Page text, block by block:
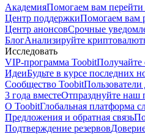
АкадемияПомогаем вам перейти
Центр поддержкиПомогаем вам
Центр анонсовСрочные
БлогАнализируйте
Исследовать
VIP-программа ToobitПолучайте
ИдеиБудьте в курсе последних
Сообщество Toobit
3 года вместеОтпразднуйте наш
О ToobitГлобальная платформа
Предложения и обратная связь
Подтверждение резервов